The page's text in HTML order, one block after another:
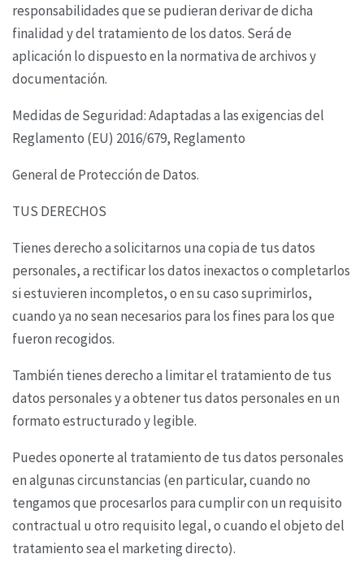
responsabilidades que se pudieran derivarde dicha
finalidad y del tratamiento de los datos. Será de
aplicación lo dispuesto en la normativa dearchivos y
documentación.
Medidas de Seguridad: Adaptadas a las exigencias del
Reglamento (EU) 2016/679, Reglamento
General de Protección de Datos.
TUS DERECHOS
Tienes derecho a solicitarnos una copia de tus datos
personales, a rectificar los datos inexactos ocompletarlos
si estuvieren incompletos, o en su caso suprimirlos,
cuando ya no sean necesarios para los fines para los que
fueron recogidos.
También tienes derecho a limitar el tratamiento de tus
datos personales y a obtener tus datos personales en un
formato estructurado y legible.
Puedes oponerte al tratamiento de tus datos personales
en algunas circunstancias (en particular,cuando no
tengamos que procesarlos para cumplir con un requisito
contractual u otro requisito legal, o cuando el objeto del
tratamiento sea el marketing directo).